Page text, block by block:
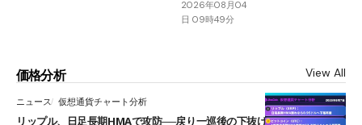
2026年08月04
日 09時49分
価格分析 View All
ニュース 仮想通貨チャート分析
リップル、日足長期HMAで攻防──戻り一巡後の下抜けで0.95ドルを試